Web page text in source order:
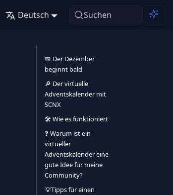
Deutsch Suchen
📅 Der Dezember
beginnt bald
🔎 Der virtuelle
Adventskalender mit
SCNX
🛠️ Wie es funktioniert
❓ Warum ist ein
virtueller
Adventskalender eine
gute Idee für meine
Community?
💡Tipps für einen